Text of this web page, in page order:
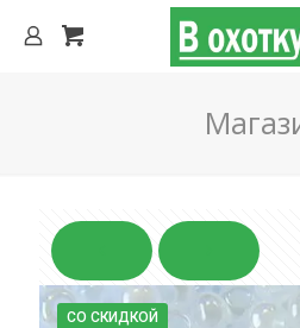
СО СКИДКОЙ